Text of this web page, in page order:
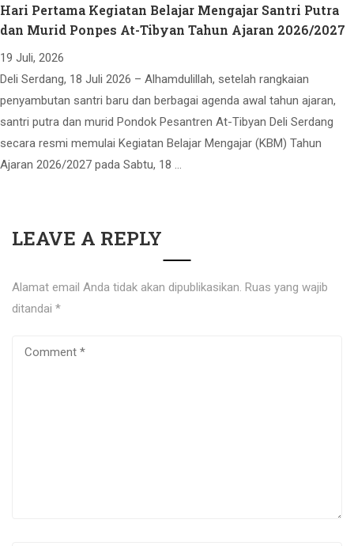
Hari Pertama Kegiatan Belajar Mengajar Santri Putra
dan Murid Ponpes At-Tibyan Tahun Ajaran 2026/2027
19 Juli, 2026
Deli Serdang, 18 Juli 2026 – Alhamdulillah, setelah rangkaian
penyambutan santri baru dan berbagai agenda awal tahun ajaran,
santri putra dan murid Pondok Pesantren At-Tibyan Deli Serdang
secara resmi memulai Kegiatan Belajar Mengajar (KBM) Tahun
Ajaran 2026/2027 pada Sabtu, 18 …
LEAVE A REPLY
Alamat email Anda tidak akan dipublikasikan. Ruas yang wajib
ditandai *